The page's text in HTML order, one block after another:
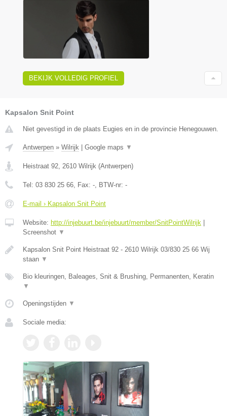
BEKIJK VOLLEDIG PROFIEL
Kapsalon Snit Point
Niet gevestigd in de plaats Eugies en in de provincie Henegouwen.
Antwerpen » Wilrijk | Google maps ▼
Heistraat 92 2610 Wilrijk (Antwerpen)
Tel: 03 830 25 66 , Fax: - , BTW-nr: -
E-mail › Kapsalon Snit Point
Website: http://injebuurt.be/injebuurt/member/SnitPointWilrijk |
Screenshot ▼
Kapsalon Snit Point Heistraat 92 - 2610 Wilrijk 03/830 25 66 Wij
staan ▼
Bio kleuringen, Baleages, Snit & Brushing, Permanenten, Keratin
▼
Openingstijden ▼
Sociale media: